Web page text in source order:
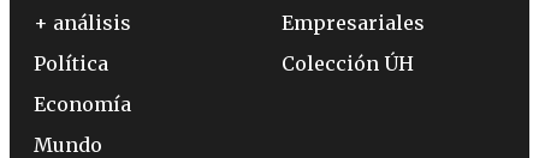
+ análisis
Política
Economía
Mundo
Empresariales
Colección ÚH